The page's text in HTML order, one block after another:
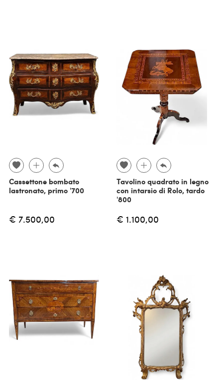
Cassettone bombato
lastronato, primo '700
€ 7.500,00
Tavolino quadrato in legno
con intarsio di Rolo, tardo
'800
€ 1.100,00